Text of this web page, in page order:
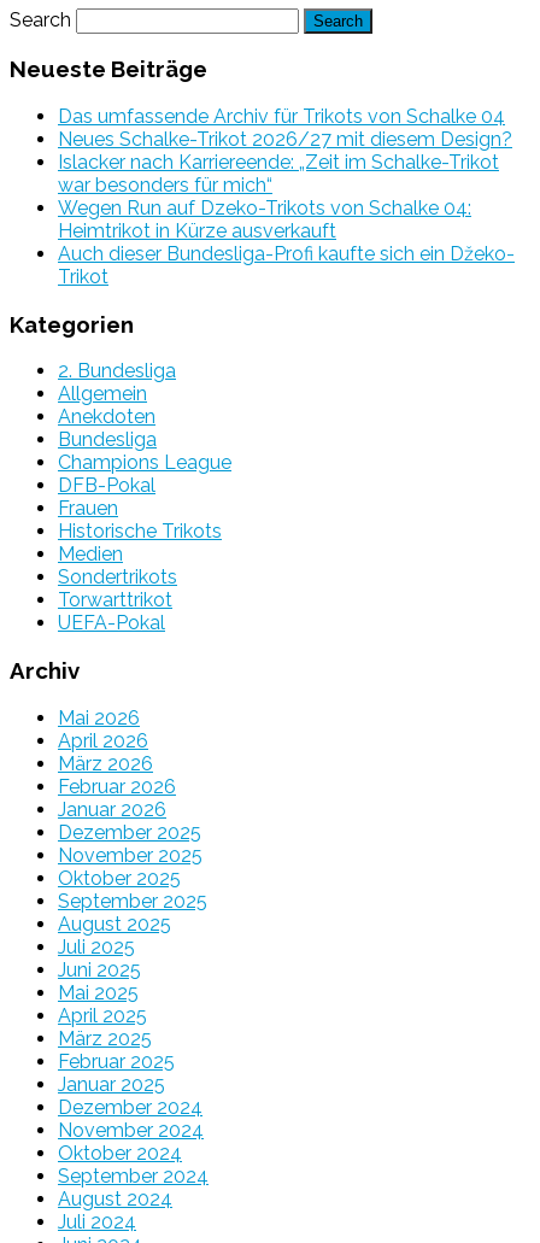
Search
Neueste Beiträge
Das umfassende Archiv für Trikots von Schalke 04
Neues Schalke-Trikot 2026/27 mit diesem Design?
Islacker nach Karriereende: „Zeit im Schalke-Trikot
war besonders für mich“
Wegen Run auf Dzeko-Trikots von Schalke 04:
Heimtrikot in Kürze ausverkauft
Auch dieser Bundesliga-Profi kaufte sich ein Džeko-
Trikot
Kategorien
2. Bundesliga
Allgemein
Anekdoten
Bundesliga
Champions League
DFB-Pokal
Frauen
Historische Trikots
Medien
Sondertrikots
Torwarttrikot
UEFA-Pokal
Archiv
Mai 2026
April 2026
März 2026
Februar 2026
Januar 2026
Dezember 2025
November 2025
Oktober 2025
September 2025
August 2025
Juli 2025
Juni 2025
Mai 2025
April 2025
März 2025
Februar 2025
Januar 2025
Dezember 2024
November 2024
Oktober 2024
September 2024
August 2024
Juli 2024